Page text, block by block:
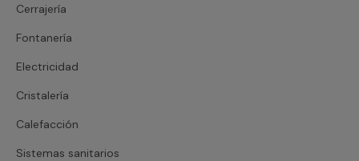
Cerrajería
Fontanería
Electricidad
Cristalería
Calefacción
Sistemas sanitarios